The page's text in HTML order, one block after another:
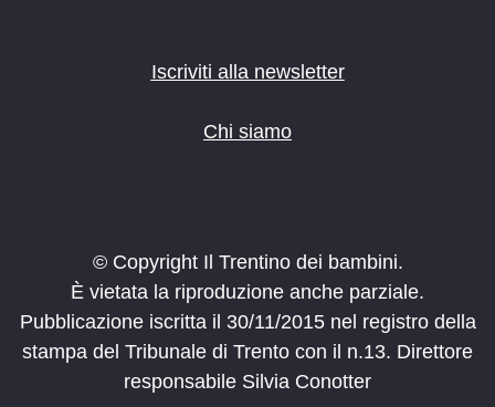
Iscriviti alla newsletter
Chi siamo
© Copyright Il Trentino dei bambini.
È vietata la riproduzione anche parziale.
Pubblicazione iscritta il 30/11/2015 nel registro della
stampa del Tribunale di Trento con il n.13. Direttore
responsabile Silvia Conotter